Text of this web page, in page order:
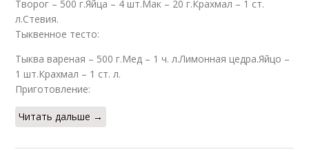
Творог – 500 г.Яйца – 4 шт.Мак – 20 г.Крахмал – 1 ст.
л.Стевия.
Тыквенное тесто:
Тыква вареная – 500 г.Мед – 1 ч. л.Лимонная цедра.Яйцо –
1 шт.Крахмал – 1 ст. л.
Приготовление:
Читать дальше →